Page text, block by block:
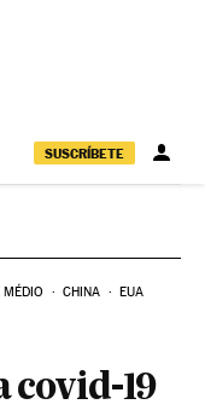
SUSCRÍBETE
MÉDIO CHINA EUA
covid-19